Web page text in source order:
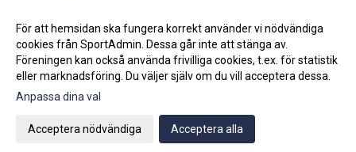
Ingen träning påskafton för P/F11 2017-04-14 14:22
Sommaruppehåll 2016-06-28 10:30
Gå till Webbversion
För att hemsidan ska fungera korrekt använder vi nödvändiga
cookies från SportAdmin. Dessa går inte att stänga av.
Föreningen kan också använda frivilliga cookies, t.ex. för statistik
eller marknadsföring. Du väljer själv om du vill acceptera dessa.
Anpassa dina val
Acceptera nödvändiga Acceptera alla